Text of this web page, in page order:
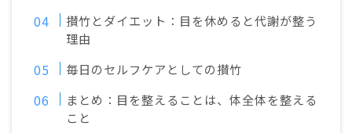
攅竹とダイエット：目を休めると代謝が整う
理由
毎日のセルフケアとしての攅竹
まとめ：目を整えることは、体全体を整える
こと